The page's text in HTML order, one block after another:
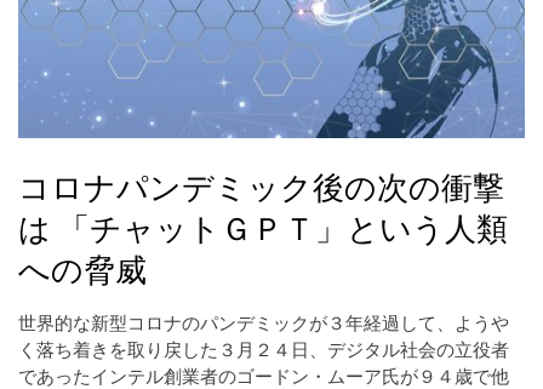
コロナパンデミック後の次の衝撃
は 「チャットＧＰＴ」という人類
への脅威
世界的な新型コロナのパンデミックが３年経過して、ようや
く落ち着きを取り戻した３月２４日、デジタル社会の立役者
であったインテル創業者のゴードン・ムーア氏が９４歳で他